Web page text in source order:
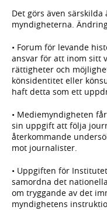
Det görs även
myndigheterna.
• Forum för levande
ansvar för att inom sitt
rättigheter och
könsidentitet eller
haft detta som ett
• Mediemyndigheten
sin uppgift att följa
återkommande
mot journalister.
• Uppgiften för
samordna det
om tryggande av det
myndighetens